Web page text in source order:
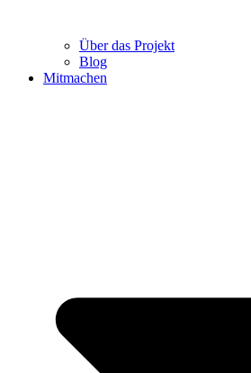
Über das Projekt
Blog
Mitmachen